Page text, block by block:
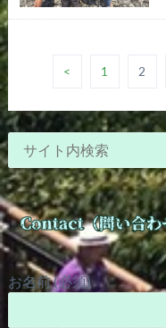
< 1 2
お名前 (必須)